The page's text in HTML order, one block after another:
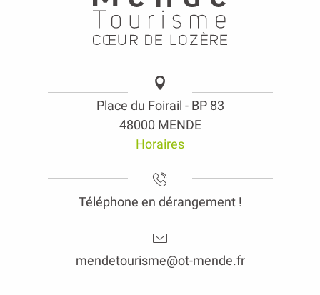
Place du Foirail - BP 83
48000 MENDE
Horaires
Téléphone en dérangement !
mendetourisme@ot-mende.fr